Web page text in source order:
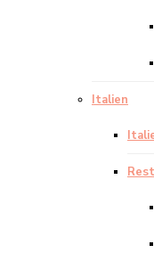
Italien